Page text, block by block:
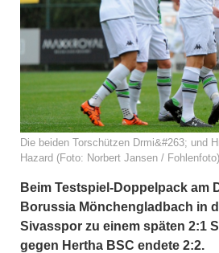
Die beiden Torschützen Drmi&#263; und
Hazard (Foto: Norbert Jansen / Fohlenfoto)
Beim Testspiel-Doppelpack am
Borussia Mönchengladbach in
Sivasspor zu einem späten 2:1
gegen Hertha BSC endete 2:2.